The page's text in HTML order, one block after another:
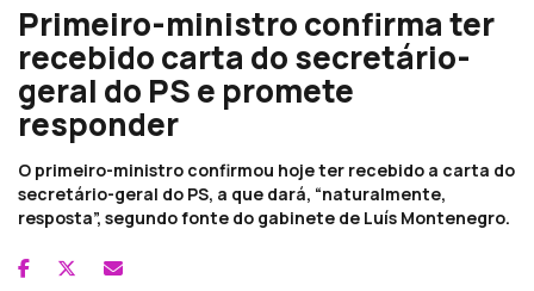
Primeiro-ministro confirma ter
recebido carta do secretário-
geral do PS e promete
responder
O primeiro-ministro confirmou hoje ter recebido a carta do
secretário-geral do PS, a que dará, “naturalmente,
resposta”, segundo fonte do gabinete de Luís Montenegro.